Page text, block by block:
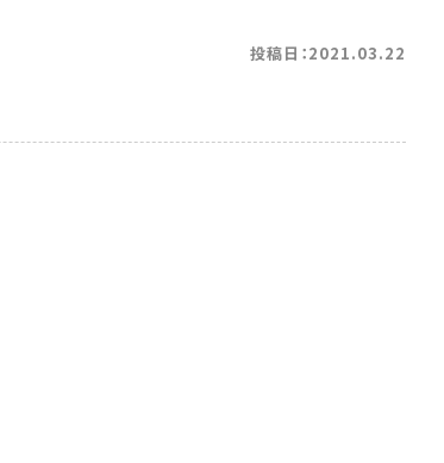
投稿日：2021.03.22